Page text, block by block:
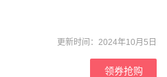
更新时间：2024年10月5日
领券抢购